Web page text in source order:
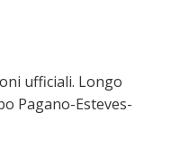
ufficiali. Longo
Pagano-Esteves-